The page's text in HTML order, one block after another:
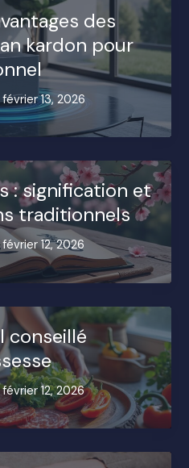
des
kardon pour
février 13, 2026
: signification et
traditionnels
février 12, 2026
conseillé
février 12, 2026